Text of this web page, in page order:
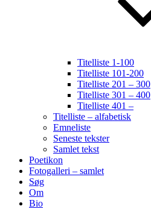
Titelliste 1-100
Titelliste 101-200
Titelliste 201 – 300
Titelliste 301 – 400
Titelliste 401 –
Titelliste – alfabetisk
Emneliste
Seneste tekster
Samlet tekst
Poetikon
Fotogalleri – samlet
Søg
Om
Bio